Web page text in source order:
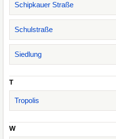
Schipkauer Straße
Schulstraße
Siedlung
T
Tropolis
W